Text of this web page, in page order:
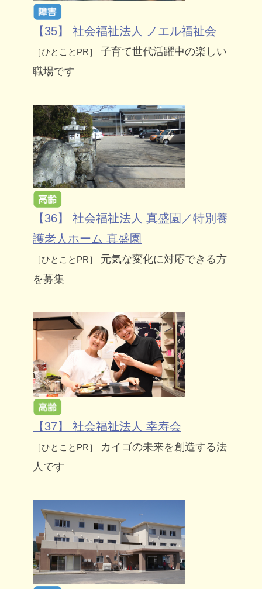
【35】 社会福祉法人 ノエル福祉会
［ひとことPR］
子育て世代活躍中の楽しい
職場です
【36】 社会福祉法人 真盛園／特別養
護老人ホーム 真盛園
［ひとことPR］
元気な変化に対応できる方
を募集
【37】 社会福祉法人 幸寿会
［ひとことPR］
カイゴの未来を創造する法
人です